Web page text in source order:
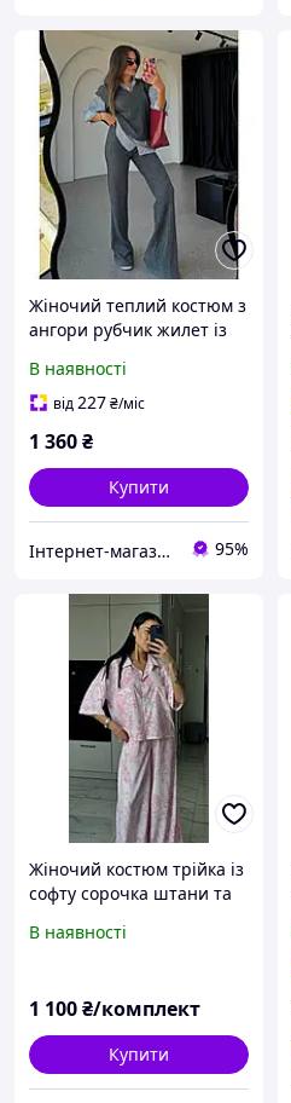
Жіночий теплий костюм з
ангори рубчик жилет із
розкльошені штани
розміри 42-52
В наявності
від227₴/міс
1 360₴
Купити
Інтернет-магазин одягу та взуття KedON 95%
Жіночий костюм трійка із
софту сорочка штани та
принт 42-46
В наявності
1 100₴/комплект
Купити